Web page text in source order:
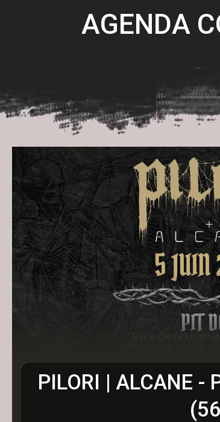
AGENDA
PILORI | ALCANE -